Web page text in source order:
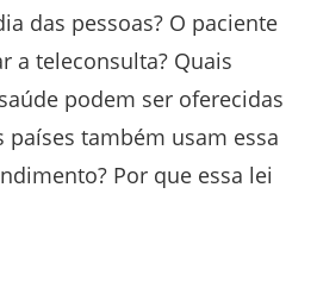
das pessoas? O paciente
a teleconsulta? Quais
podem ser oferecidas
países também usam essa
Por que essa lei